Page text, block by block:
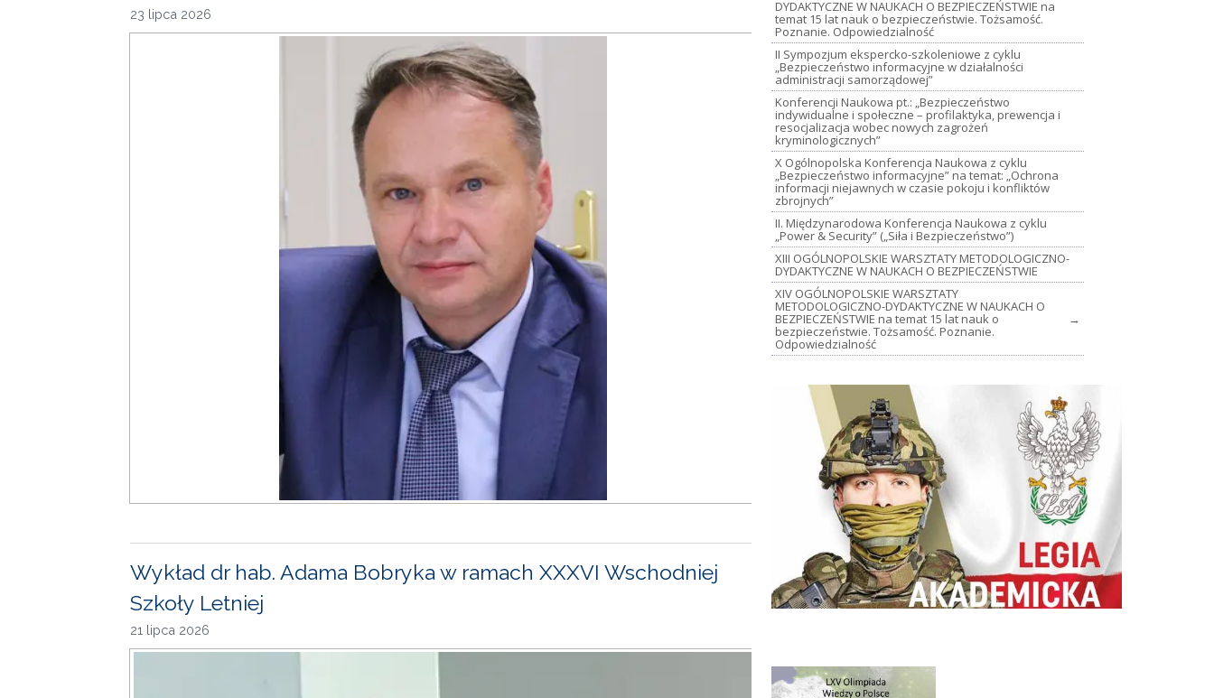
23 lipca 2026
Wykład dr hab. Adama Bobryka w ramach XXXVI Wschodniej
Szkoły Letniej
21 lipca 2026
DYDAKTYCZNE W NAUKACH O BEZPIECZEŃSTWIE na
temat 15 lat nauk o bezpieczeństwie. Tożsamość.
Poznanie. Odpowiedzialność
II Sympozjum ekspercko-szkoleniowe z cyklu
„Bezpieczeństwo informacyjne w działalności
administracji samorządowej”
Konferencji Naukowa pt.: „Bezpieczeństwo
indywidualne i społeczne – profilaktyka, prewencja i
resocjalizacja wobec nowych zagrożeń
kryminologicznych”
X Ogólnopolska Konferencja Naukowa z cyklu
„Bezpieczeństwo informacyjne” na temat: „Ochrona
informacji niejawnych w czasie pokoju i konfliktów
zbrojnych”
II. Międzynarodowa Konferencja Naukowa z cyklu
„Power & Security” („Siła i Bezpieczeństwo”)
XIII OGÓLNOPOLSKIE WARSZTATY METODOLOGICZNO-
DYDAKTYCZNE W NAUKACH O BEZPIECZEŃSTWIE
XIV OGÓLNOPOLSKIE WARSZTATY
METODOLOGICZNO-DYDAKTYCZNE W NAUKACH O
BEZPIECZEŃSTWIE na temat 15 lat nauk o
bezpieczeństwie. Tożsamość. Poznanie.
Odpowiedzialność
→